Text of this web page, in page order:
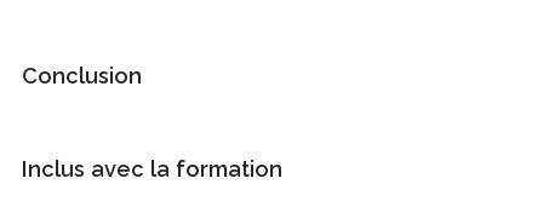
Conclusion
Inclus avec la formation